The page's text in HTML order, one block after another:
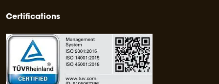
Certifications